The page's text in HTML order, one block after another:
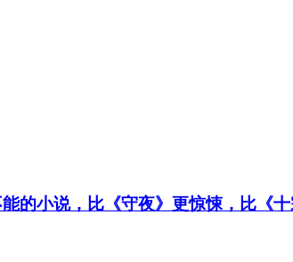
的小说，比《守夜》更惊悚，比《十